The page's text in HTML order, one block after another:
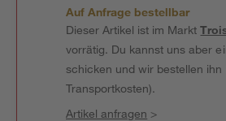
Auf Anfrage bestellbar
Dieser Artikel ist im Markt
vorrätig. Du kannst uns aber
schicken und wir bestellen ihn
Transportkosten).
Artikel anfragen >